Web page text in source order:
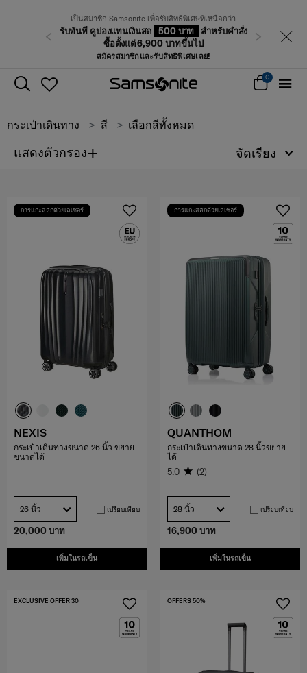
เป็นสมาชิก Samsonite เพื่อรับสิทธิพิเศษที่เหนือกว่า
รับทันที คูปองแทนเงินสด 500 บาท
สำหรับคำสั่ง
ซื้อตั้งแต่ 6,900 บาทขึ้นไป
สมัครสมาชิกและรับสิทธิพิเศษเลย!
ก่อนหน้า ถัดไป
0
กระเป๋าเดินทาง สี เลือกสีทั้งหมด
แสดงตัวกรอง+ จัดเรียง
20,000 บาท
เพิ่มในรถเข็น
การแกะสลักด้วยเลเซอร์
NEXIS
กระเป๋าเดินทางขนาด 26 นิ้ว ขยาย
ขนาดได้
26 นิ้ว เปรียบเทียบ
16,900 บาท
เพิ่มในรถเข็น
การแกะสลักด้วยเลเซอร์
QUANTHOM
กระเป๋าเดินทางขนาด 28 นิ้วขยาย
ได้
5.0 (2)
28 นิ้ว เปรียบเทียบ
EXCLUSIVE OFFER 30 OFFERS 50%